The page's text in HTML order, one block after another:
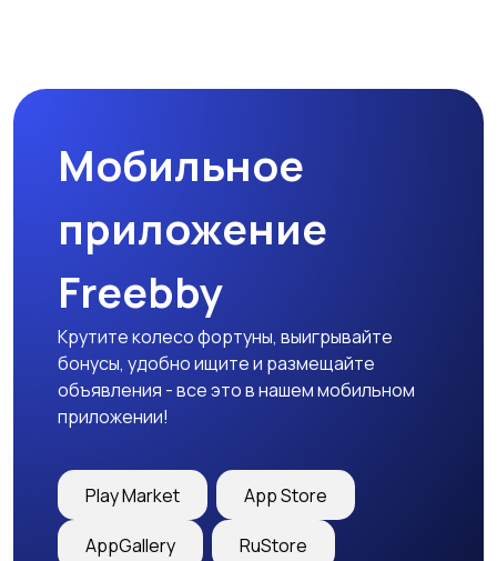
Мобильное
приложение
Freebby
Крутите колесо фортуны, выигрывайте
бонусы, удобно ищите и размещайте
объявления - все это в нашем мобильном
приложении!
Play Market App Store
AppGallery RuStore